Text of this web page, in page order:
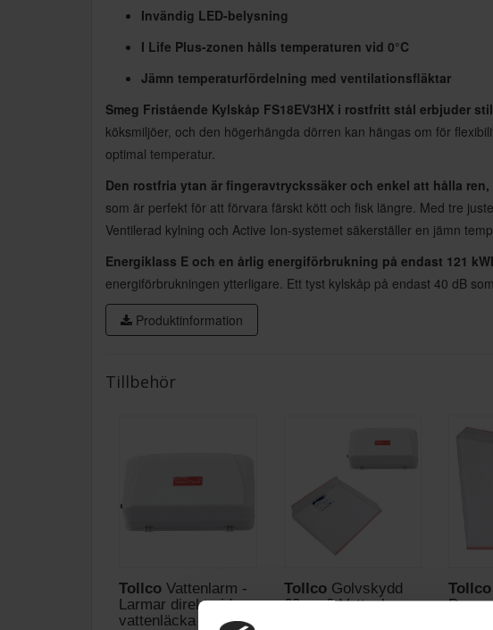
Invändig LED-belysning
I Life Plus-zonen hålls temperaturen vid 0°C
Jämn temperaturfördelning med ventilationsfläktar
Smeg Fristående Kylskåp FS18EV3HX i rostfritt stål erbjuder
köksmiljöer, och den högerhängda dörren kan hängas om för
optimal temperatur.
Den rostfria ytan är fingeravtryckssäker och enkel att hålla ren,
som är perfekt för att förvara färskt kött och fisk längre. Med tre
Ventilerad kylning och Active Ion-systemet säkerställer en jämn
Energiklass E och en årlig energiförbrukning på endast 121
energiförbrukningen ytterligare. Ett tyst kylskåp på endast 40 dB
Produktinformation
Tillbehör
Tollco Vattenlarm -
Larmar direkt vid
vattenläcka
TollcoGolvskydd
60cm & Vattenlarm -
Tollco